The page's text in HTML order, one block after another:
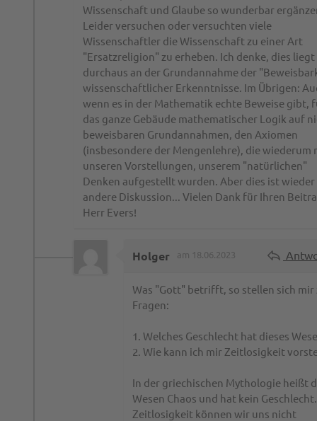
Wissenschaft und Glaube so wunderbar
Leider versuchen oder versuchten viele
Wissenschaftler die Wissenschaft zu einer Art
"Ersatzreligion" zu erheben. Ich denke, dies liegt
durchaus an der Grundannahme der
wissenschaftlicher Erkenntnisse. Im Übrigen:
wenn es in der Mathematik echte Beweise gibt,
das ganze Gebäude mathematischer Logik auf
beweisbaren Grundannahmen, den Axiomen
(insbesondere der Mengenlehre), die wiederum
unseren Vorstellungen, unserem "natürlichen"
Denken aufgestellt wurden. Aber dies ist wieder
andere Diskussion... Vielen Dank für Ihren
Herr Evers!
Holger am 18.06.2023
Was "Gott" betrifft, so stellen sich mir
Fragen:
1. Welches Geschlecht hat dieses
2. Wie kann ich mir Zeitlosigkeit
In der griechischen Mythologie heißt
Wesen Chaos und hat kein Geschlecht.
Zeitlosigkeit können wir uns nicht